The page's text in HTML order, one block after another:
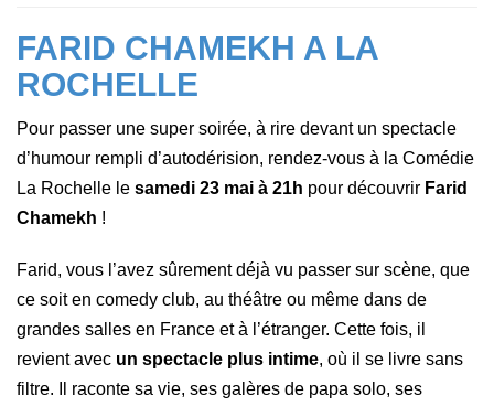
FARID CHAMEKH A LA
ROCHELLE
Pour passer une super soirée, à rire devant un spectacle
d’humour rempli d’autodérision, rendez-vous à la Comédie
La Rochelle le samedi 23 mai à 21h pour découvrir Farid
Chamekh !
Farid, vous l’avez sûrement déjà vu passer sur scène, que
ce soit en comedy club, au théâtre ou même dans de
grandes salles en France et à l’étranger. Cette fois, il
revient avec un spectacle plus intime, où il se livre sans
filtre. Il raconte sa vie, ses galères de papa solo, ses